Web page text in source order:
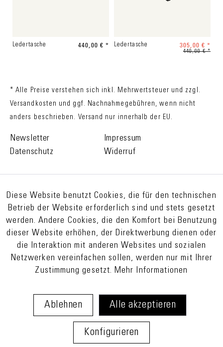
Ledertasche 440,00 € * Ledertasche 305,00 € *
440,00 € *
* Alle Preise verstehen sich inkl. Mehrwertsteuer und zzgl.
Versandkosten und ggf. Nachnahmegebühren, wenn nicht
anders beschrieben. Versand nur innerhalb der EU.
Newsletter
Impressum
Datenschutz
Widerruf
Diese Website benutzt Cookies, die für den technischen
Betrieb der Website erforderlich sind und stets gesetzt
werden. Andere Cookies, die den Komfort bei Benutzung
dieser Website erhöhen, der Direktwerbung dienen oder
die Interaktion mit anderen Websites und sozialen
Netzwerken vereinfachen sollen, werden nur mit Ihrer
Zustimmung gesetzt.Mehr Informationen
Ablehnen Alle akzeptieren
Konfigurieren